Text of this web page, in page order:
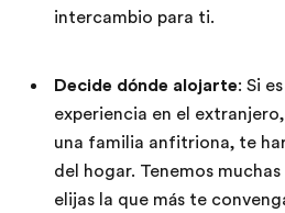
intercambio para ti.
Decide dónde alojarte: Si
experiencia en el
una familia anfitriona, te
del hogar. Tenemos
elijas la que más te